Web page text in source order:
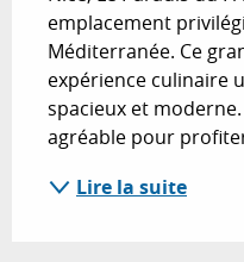
emplacement
Méditerranée. Ce
expérience culinaire
spacieux et
agréable pour
Lire la suite